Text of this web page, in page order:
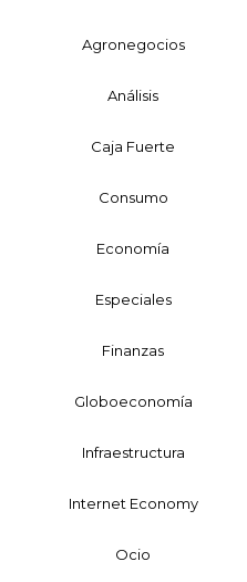
Agronegocios
Análisis
Caja Fuerte
Consumo
Economía
Especiales
Finanzas
Globoeconomía
Infraestructura
Internet Economy
Ocio